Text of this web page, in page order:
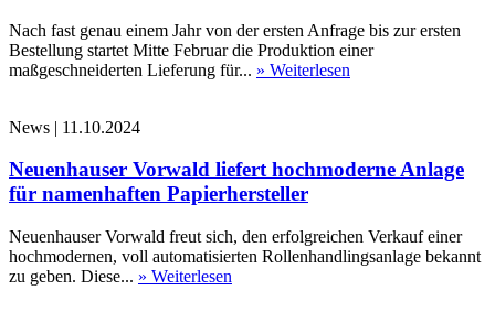
Nach fast genau einem Jahr von der ersten Anfrage bis zur ersten
Bestellung startet Mitte Februar die Produktion einer
maßgeschneiderten Lieferung für... » Weiterlesen
News | 11.10.2024
Neuenhauser Vorwald liefert hochmoderne Anlage
für namenhaften Papierhersteller
Neuenhauser Vorwald freut sich, den erfolgreichen Verkauf einer
hochmodernen, voll automatisierten Rollenhandlingsanlage bekannt
zu geben. Diese... » Weiterlesen